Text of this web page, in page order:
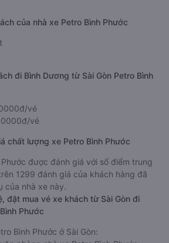
của nhà xe Petro Bình Phước
đi Bình Dương từ Sài Gòn Petro Bình
vé
vé
chất lượng xe Petro Bình Phước
được đánh giá với số điểm trung
1299 đánh giá của khách hàng đã
của nhà xe này.
đặt mua vé xe khách từ Sài Gòn đi
Phước
Bình Phước ở Sài Gòn: